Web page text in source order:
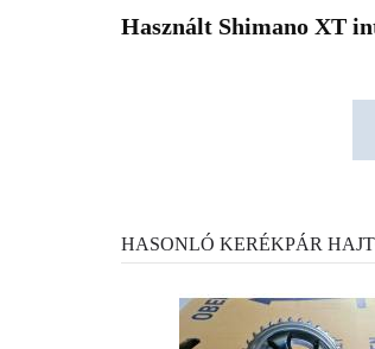
Használt Shimano XT
HASONLÓ KERÉKPÁR